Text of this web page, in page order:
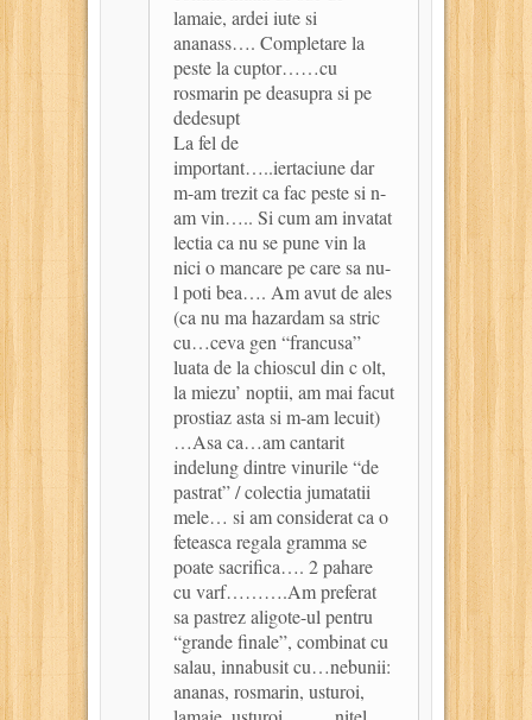
lamaie, ardei iute si
ananass…. Completare la
peste la cuptor……cu
rosmarin pe deasupra si pe
dedesupt
La fel de
important…..iertaciune dar
m-am trezit ca fac peste si n-
am vin….. Si cum am invatat
lectia ca nu se pune vin la
nici o mancare pe care sa nu-
l poti bea…. Am avut de ales
(ca nu ma hazardam sa stric
cu…ceva gen “francusa”
luata de la chioscul din c olt,
la miezu’ noptii, am mai facut
prostiaz asta si m-am lecuit)
…Asa ca…am cantarit
indelung dintre vinurile “de
pastrat” / colectia jumatatii
mele… si am considerat ca o
feteasca regala gramma se
poate sacrifica…. 2 pahare
cu varf……….Am preferat
sa pastrez aligote-ul pentru
“grande finale”, combinat cu
salau, innabusit cu…nebunii:
ananas, rosmarin, usturoi,